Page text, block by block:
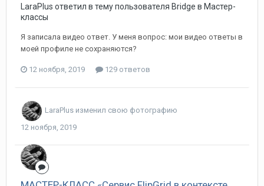
LaraPlus ответил в тему пользователя Bridge в Мастер-
классы
Я записала видео ответ. У меня вопрос: мои видео ответы в
моей профиле не сохраняются?
12 ноября, 2019 129 ответов
LaraPlus изменил свою фотографию
12 ноября, 2019